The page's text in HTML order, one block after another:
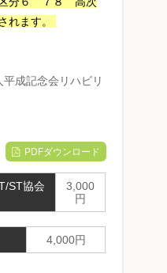
れます。
成記念会リハビリ
PDFダウンロード
ST協会
3,000
円
4,000円